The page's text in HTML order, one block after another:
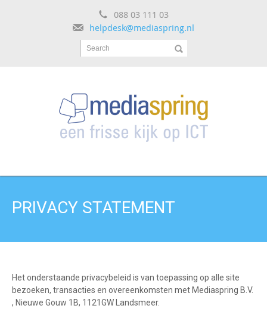
088 03 111 03
helpdesk@mediaspring.nl
Search
PRIVACY STATEMENT
Het onderstaande privacybeleid is van toepassing op alle site
bezoeken, transacties en overeenkomsten met Mediaspring B.V.
, Nieuwe Gouw 1B, 1121GW Landsmeer.